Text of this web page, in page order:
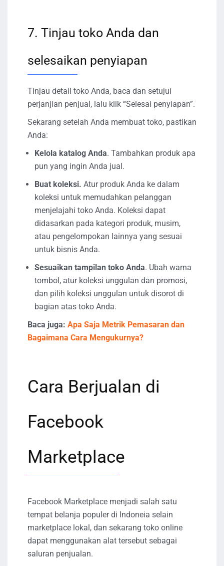
7. Tinjau toko Anda dan
selesaikan penyiapan
Tinjau detail toko Anda, baca dan setujui
perjanjian penjual, lalu klik “Selesai penyiapan”.
Sekarang setelah Anda membuat toko, pastikan
Anda:
Kelola katalog Anda. Tambahkan produk apa
pun yang ingin Anda jual.
Buat koleksi. Atur produk Anda ke dalam
koleksi untuk memudahkan pelanggan
menjelajahi toko Anda. Koleksi dapat
didasarkan pada kategori produk, musim,
atau pengelompokan lainnya yang sesuai
untuk bisnis Anda.
Sesuaikan tampilan toko Anda. Ubah warna
tombol, atur koleksi unggulan dan promosi,
dan pilih koleksi unggulan untuk disorot di
bagian atas toko Anda.
Baca juga: Apa Saja Metrik Pemasaran dan
Bagaimana Cara Mengukurnya?
Cara Berjualan di
Facebook
Marketplace
Facebook Marketplace menjadi salah satu
tempat belanja populer di Indoneia selain
marketplace lokal, dan sekarang toko online
dapat menggunakan alat tersebut sebagai
saluran penjualan.